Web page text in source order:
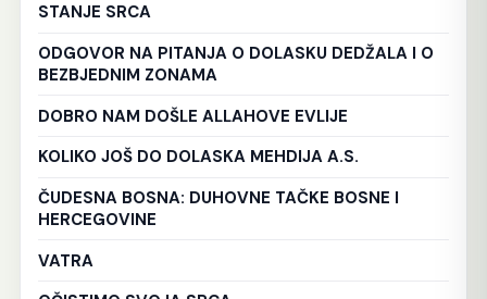
STANJE SRCA
ODGOVOR NA PITANJA O DOLASKU DEDŽALA I O
BEZBJEDNIM ZONAMA
DOBRO NAM DOŠLE ALLAHOVE EVLIJE
KOLIKO JOŠ DO DOLASKA MEHDIJA A.S.
ČUDESNA BOSNA: DUHOVNE TAČKE BOSNE I
HERCEGOVINE
VATRA